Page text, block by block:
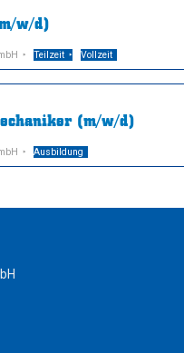
w/d)
Teilzeit Vollzeit
(m/w/d)
Ausbildung